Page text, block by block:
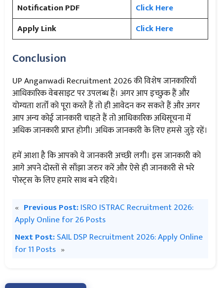
Notification PDF
Click Here
Apply Link
Click Here
Conclusion
UP Anganwadi Recruitment 2026 की विशेष जानकारियाँ
आधिकारिक वेबसाइट पर उपलब्ध हैं। अगर आप इच्छुक हैं और
योग्यता शर्तों को पूरा करते हैं तो ही आवेदन कर सकते हैं और अगर
आप अन्य कोई जानकारी चाहते हैं तो आधिकारिक अधिसूचना में
अधिक जानकारी प्राप्त होगी। अधिक जानकारी के लिए हमसे जुड़े रहें।
हमें आशा है कि आपको ये जानकारी अच्छी लगी। इस जानकारी को
आगे अपने दोस्तों से साँझा जरुर करें और ऐसे ही जानकारी से भरे
पोस्ट्स के लिए हमारे साथ बने रहिये।
« Previous Post:ISRO ISTRAC Recruitment 2026:
Apply Online for 26 Posts
Next Post:SAIL DSP Recruitment 2026: Apply Online
for 11 Posts »